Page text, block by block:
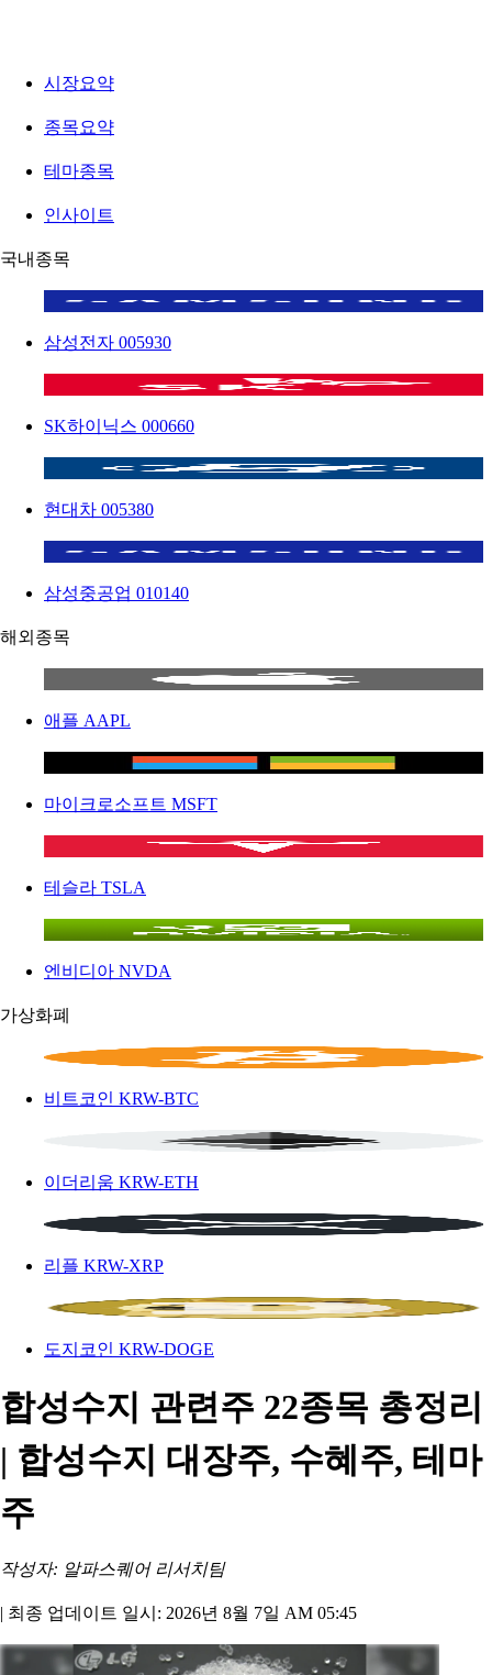
시장요약
종목요약
테마종목
인사이트
국내종목
삼성전자 005930
SK하이닉스 000660
현대차 005380
삼성중공업 010140
해외종목
애플 AAPL
마이크로소프트 MSFT
테슬라 TSLA
엔비디아 NVDA
가상화폐
비트코인 KRW-BTC
이더리움 KRW-ETH
리플 KRW-XRP
도지코인 KRW-DOGE
합성수지 관련주 22종목 총정리
| 합성수지 대장주, 수혜주, 테마
주
작성자: 알파스퀘어 리서치팀
| 최종 업데이트 일시: 2026년 8월 7일 AM 05:45